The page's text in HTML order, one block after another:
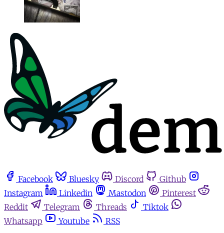
Facebook Bluesky Discord
Github
Instagram
Linkedin Mastodon
Pinterest
Reddit
Telegram Threads
Tiktok
Whatsapp
Youtube
RSS